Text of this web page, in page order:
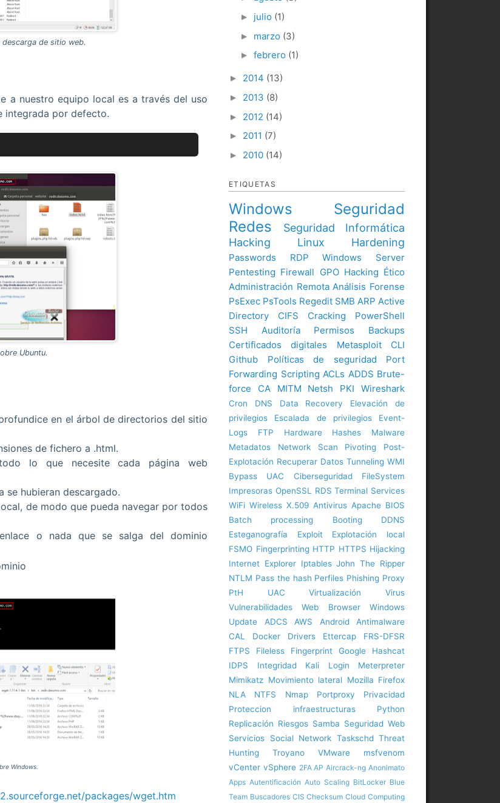
de sitio web.
a nuestro equipo local es a través del uso
integrada por defecto.
Ubuntu.
en el árbol de directorios del sitio
de fichero a .html.
lo que necesite cada página web
se hubieran descargado.
de modo que pueda navegar por todos
o nada que se salga del dominio
Windows.
packages/wget.htm
► julio (1)
► marzo (3)
► febrero (1)
► 2014 (13)
► 2013 (8)
► 2012 (14)
► 2011 (7)
► 2010 (14)
ETIQUETAS
Windows
Seguridad
Redes
Seguridad Informática
Hacking
Linux Hardening
Passwords RDP
Windows Server
Pentesting Firewall GPO Hacking Ético
Administración Remota Análisis Forense
PsExec PsTools Regedit SMB ARP Active
Directory
CIFS Cracking
PowerShell
SSH
Auditoría Permisos
Backups
Certificados digitales
Metasploit
CLI
Github
Políticas de seguridad
Port
Forwarding Scripting ACLs ADDS Brute-
force
CA MITM Netsh PKI Wireshark
Cron DNS Data Recovery
Elevación de
privilegios
Escalada de privilegios
Event-
Logs
FTP Hardware Hashes
Malware
Metadatos
Network Scan Pivoting
Post-
Explotación Recuperar Datos Tunneling WMI
Bypass UAC
Ciberseguridad
FileSystem
Impresoras OpenSSL RDS Terminal Services
WiFi Wireless X.509 Antivirus Apache BIOS
Batch processing
Booting
DDNS
Esteganografía
Exploit
Explotación local
FSMO Fingerprinting HTTP HTTPS Hijacking
Internet Explorer Iptables John The Ripper
NTLM Pass the hash Perfiles Phishing Proxy
PtH
UAC Virtualización
Virus
Vulnerabilidades
Web Browser
Windows
Update
ADCS AWS Android
Antimalware
CAL
Docker Drivers Ettercap
FRS-DFSR
FTPS
Fileless Fingerprint Google
Hashcat
IDPS
Integridad Kali Login
Meterpreter
Mimikatz Movimiento lateral Mozilla Firefox
NLA
NTFS Nmap Portproxy
Privacidad
Proteccion infraestructuras
Python
Replicación Riesgos Samba Seguridad Web
Servicios
Social Network Taskschd Threat
Hunting
Troyano VMware
msfvenom
vCenter vSphere 2FA AP Aircrack-ng Anonimato
Apps Autentificación Auto Scaling BitLocker Blue
Team Buscadores CIS Checksum Cloud Computing